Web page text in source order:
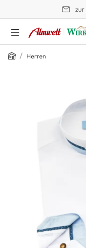
zur
Home
/ Herren